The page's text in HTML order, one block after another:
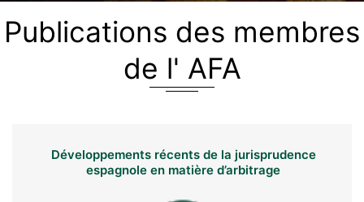
Publications des membres
de l' AFA
Développements récents de la jurisprudence
espagnole en matière d’arbitrage